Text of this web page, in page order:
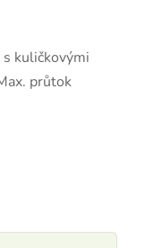
kuličkovými
průtok